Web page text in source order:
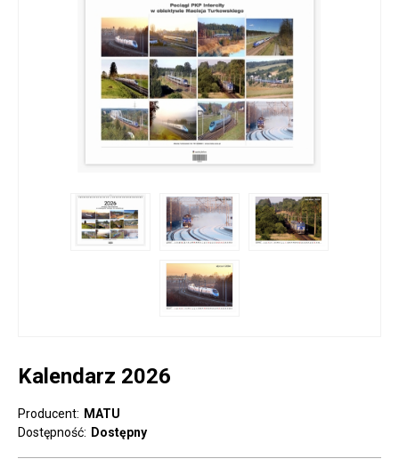
Kalendarz 2026
Producent: MATU
Dostępność: Dostępny